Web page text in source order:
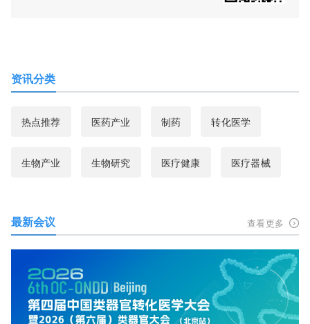
资讯分类
热点推荐 医药产业 制药 转化医学
生物产业 生物研究 医疗健康 医疗器械
最新会议 查看更多